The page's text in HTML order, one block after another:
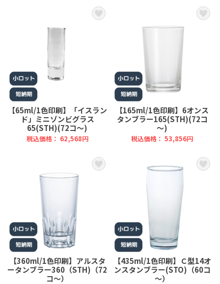
【65ml/1色印刷】「イスラン
ド」ミニゾンビグラス
65(STH)(72コ～)
税込価格： 62,568円
【165ml/1色印刷】6オンス
タンブラー165(STH)(72コ
～)
税込価格： 53,856円
【360ml/1色印刷】アルスタ
ータンブラー360（STH)（72
コ～）
【435ml/1色印刷】Ｃ型14オ
ンスタンブラー(STO)（60コ
～）